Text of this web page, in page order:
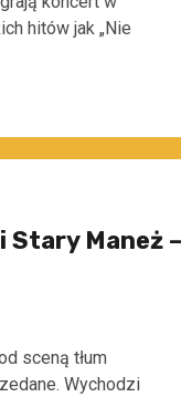
hitów jak „Nie
Stary Maneż –
sceną tłum
Wychodzi